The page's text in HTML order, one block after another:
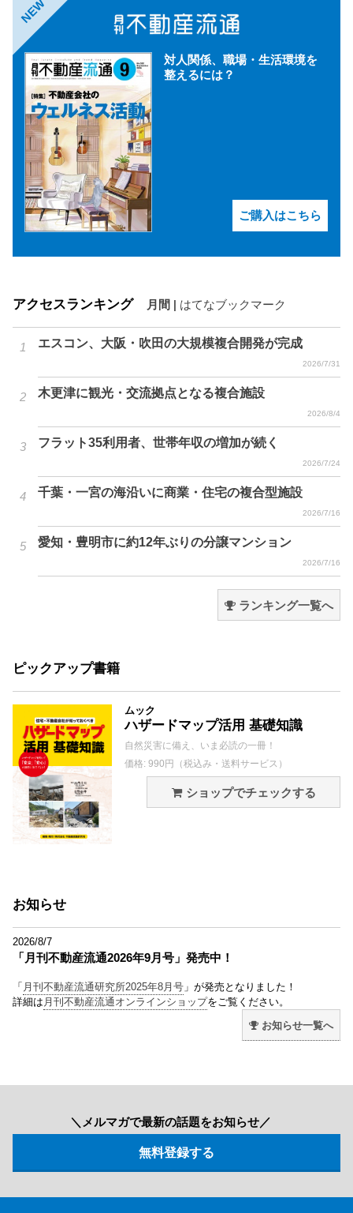
NEW
対人関係、職場・生活環境を
整えるには？
ご購入はこちら
アクセスランキング 月間 | はてなブックマーク
エスコン、大阪・吹田の大規模複合開発が完成
2026/7/31
木更津に観光・交流拠点となる複合施設
2026/8/4
フラット35利用者、世帯年収の増加が続く
2026/7/24
千葉・一宮の海沿いに商業・住宅の複合型施設
2026/7/16
愛知・豊明市に約12年ぶりの分譲マンション
2026/7/16
ランキング一覧へ
ピックアップ書籍
ムック
ハザードマップ活用 基礎知識
自然災害に備え、いま必読の一冊！
価格: 990円（税込み・送料サービス）
ショップでチェックする
お知らせ
2026/8/7
「月刊不動産流通2026年9月号」発売中！
「 月刊不動産流通研究所2025年8月号 」が発売となりました！
詳細は 月刊不動産流通オンラインショップをご覧ください。
お知らせ一覧へ
＼メルマガで最新の話題をお知らせ／